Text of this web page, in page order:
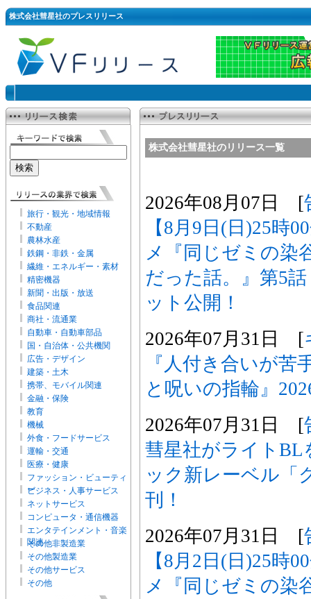
株式会社彗星社のプレスリリース
旅行・観光・地域情報
不動産
農林水産
鉄鋼・非鉄・金属
繊維・エネルギー・素材
精密機器
新聞・出版・放送
食品関連
商社・流通業
自動車・自動車部品
国・自治体・公共機関
広告・デザイン
建築・土木
携帯、モバイル関連
金融・保険
教育
機械
外食・フードサービス
運輸・交通
医療・健康
ファッション・ビューティ
ー
ビジネス・人事サービス
ネットサービス
コンピュータ・通信機器
エンタテインメント・音楽
関連
その他非製造業
その他製造業
その他サービス
その他
株式会社彗星社のリリース一覧
2026年08月07日 [
【8月9日(日)25時
メ『同じゼミの染
だった話。』第5
ット公開！
2026年07月31日 [
『人付き合いが苦
と呪いの指輪』
2026年07月31日 [
彗星社がライトBL
ック新レーベル「
刊！
2026年07月31日 [
【8月2日(日)25時
メ『同じゼミの染